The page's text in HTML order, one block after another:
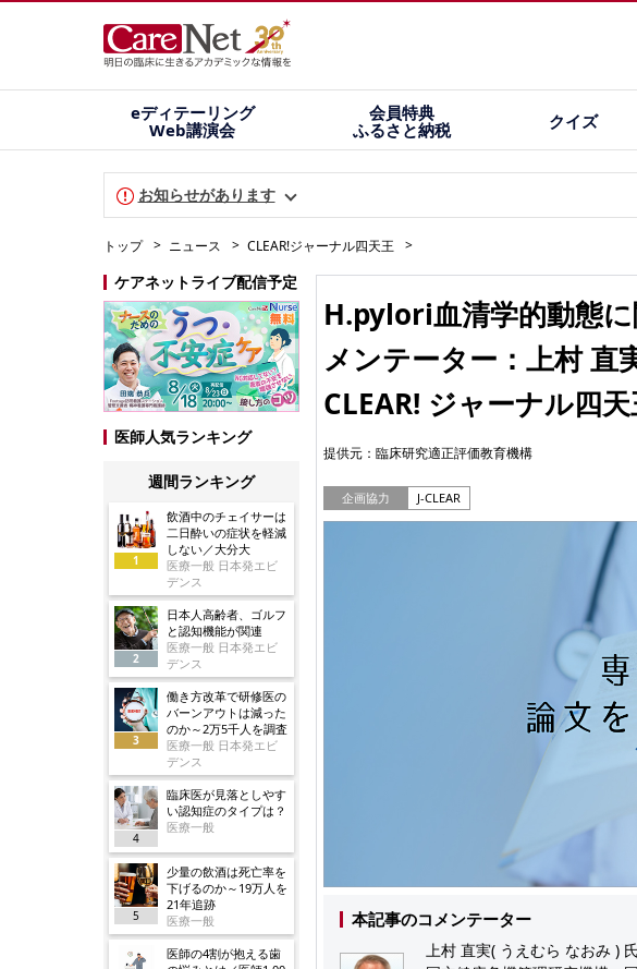
eディテーリング
Web講演会
会員特典
ふるさと納税
クイズ
お知らせがあります
トップ ニュース CLEAR!ジャーナル四天王
ケアネットライブ配信予定
医師人気ランキング
週間ランキング
1
飲酒中のチェイサーは
二日酔いの症状を軽減
しない／大分大
医療一般 日本発エビ
デンス
2
日本人高齢者、ゴルフ
と認知機能が関連
医療一般 日本発エビ
デンス
3
働き方改革で研修医の
バーンアウトは減った
のか～2万5千人を調査
医療一般 日本発エビ
デンス
4
臨床医が見落としやす
い認知症のタイプは？
医療一般
5
少量の飲酒は死亡率を
下げるのか～19万人を
21年追跡
医療一般
医師の4割が抱える歯
H.pylori血清学的動態
メンテーター：上村 直
CLEAR! ジャーナル四
提供元： 臨床研究適正評価教育機構
企画協力 J-CLEAR
本記事のコメンテーター
上村 直実( うえむら なおみ ) 氏